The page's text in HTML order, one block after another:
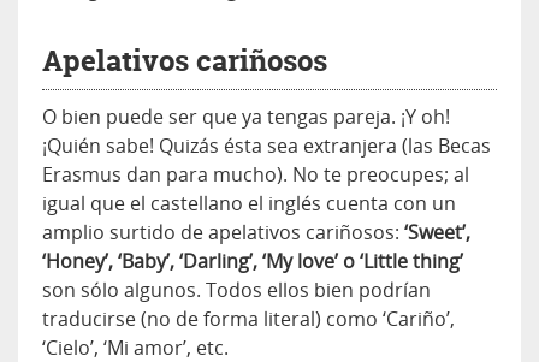
Apelativos cariñosos
O bien puede ser que ya tengas pareja. ¡Y oh!
¡Quién sabe! Quizás ésta sea extranjera (las Becas
Erasmus dan para mucho). No te preocupes; al
igual que el castellano el inglés cuenta con un
amplio surtido de apelativos cariñosos: ‘Sweet’,
‘Honey’, ‘Baby’, ‘Darling’, ‘My love’ o ‘Little thing’
son sólo algunos. Todos ellos bien podrían
traducirse (no de forma literal) como ‘Cariño’,
‘Cielo’, ‘Mi amor’, etc.